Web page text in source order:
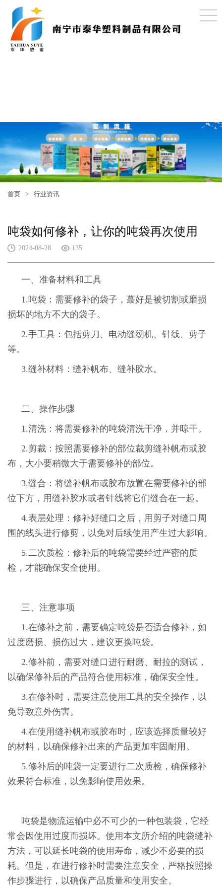
首页 > 行业资讯
吨袋如何修补，让你的吨袋再次使用
2024-08-28 135
一、准备材料和工具
1.吨袋：需要修补的袋子，蕞好是被切割或磨损
损坏的地方不大的袋子。
2.手工具：包括剪刀、电动缝纫机、针线、剪子
等。
3.缝补材料：缝补帆布、缝补胶水。
二、操作步骤
1.清洗：将需要修补的吨袋清洗干净，并晾干。
2.剪裁：按照需要修补的部位裁剪缝补帆布或胶
布，大小要稍微大于需要修补的部位。
3.缝合：将缝补帆布或胶布放置在需要修补的部
位下方，用缝补胶水或者针线将它们缝合在一起。
4.表层处理：修补好缝口之后，用剪子对缝口周
围的线头进行修剪，以免对后续使用产生过大影响。
5.二次质检：修补后的吨袋需要经过严密的质
检，才能确保安全使用。
三、注意事项
1.在修补之前，需要确定吨袋是否适合修补，如
过度磨损、损伤过大，建议更换吨袋。
2.修补前，需要对缝口进行耐磨、耐拉的测试，
以确保修补后的产品符合使用标准，确保安全性。
3.在修补时，需要注意使用工具的安全操作，以
免导致意外伤害。
4.在使用缝补帆布或胶布时，应该选择质量较好
的材料，以确保修补出来的产品更加牢固耐用。
5.修补后的吨袋一定要进行二次质检，确保修补
效果符合标准，以免影响使用效果。
吨袋是物流运输中必不可少的一种包装袋，它经
常会因使用过度而损坏。使用本文所介绍的吨袋缝补
方法，可以延长吨袋的使用寿命，减少不必要的损
耗。但是，在进行修补时需要注意安全，严格按照操
作步骤进行，以确保产品质量和使用安全。